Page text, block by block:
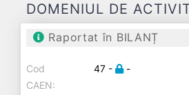
DOMENIUL DE
Raportat în BILANȚ
Cod
CAEN:
47 - -